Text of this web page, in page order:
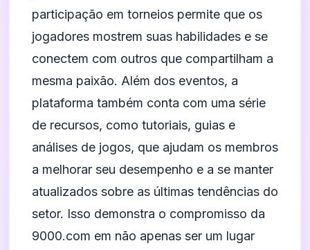
participação em torneios permite que os
jogadores mostrem suas habilidades e se
conectem com outros que compartilham a
mesma paixão. Além dos eventos, a
plataforma também conta com uma série
de recursos, como tutoriais, guias e
análises de jogos, que ajudam os membros
a melhorar seu desempenho e a se manter
atualizados sobre as últimas tendências do
setor. Isso demonstra o compromisso da
9000.com em não apenas ser um lugar